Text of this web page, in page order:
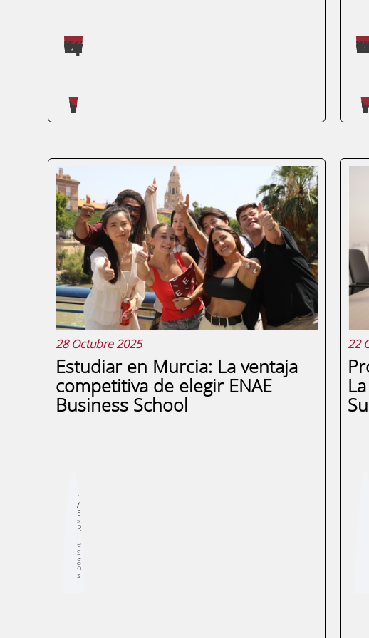
Máster impartidos por Judit López Martínez
Si alguna vez te has dicho "me gustaría
emprender, pero me falta experiencia
real", el Erasmus para jóvenes
emprendedores puede ser exactamente
lo que estás buscando. No es un viaje de
estudios ni un curso online con
certificado bonito. Es aprender...
Máster impartidos por
tu
28 Octubre 2025
Estudiar en Murcia: La ventaja
competitiva de elegir ENAE
Business School
Sobrescribir
enlaces
de
ayuda
a
la
navegación
E
N
A
E
R
i
e
s
g
o
s
22